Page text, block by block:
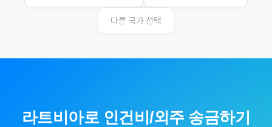
다른 국가 선택
라트비아로 인건비/외주 송금하기